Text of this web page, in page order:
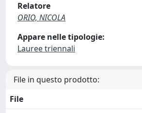
Relatore
ORIO, NICOLA
Appare nelle tipologie:
Lauree triennali
File in questo prodotto:
File